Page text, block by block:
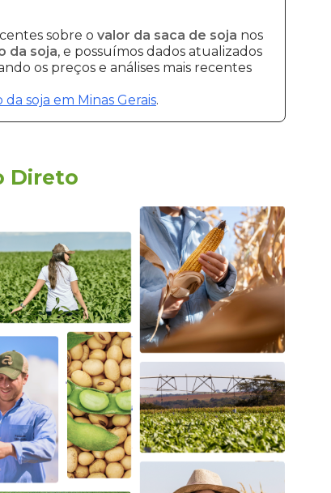
sobre o valor da saca de soja nos
da soja, e possuímos dados atualizados
os preços e análises mais recentes
da soja em Minas Gerais.
Direto